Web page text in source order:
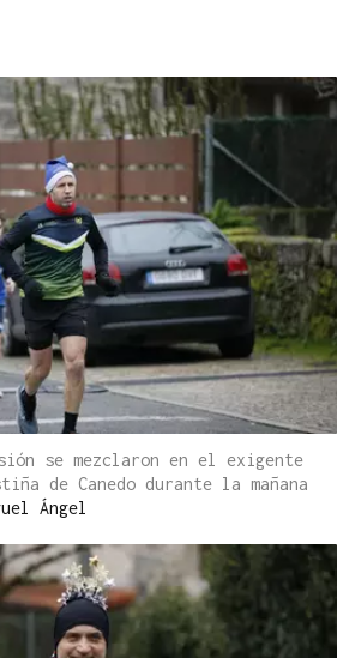
se mezclaron en el exigente
de Canedo durante la mañana
Ángel